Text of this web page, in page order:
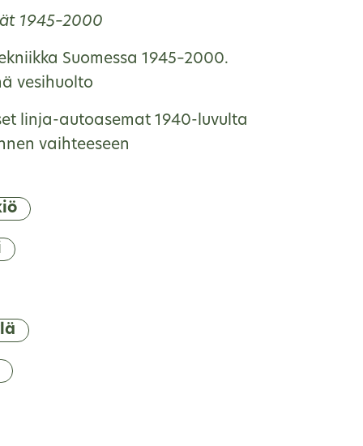
1945–2000
Suomessa 1945–2000.
vesihuolto
linja-autoasemat 1940-luvulta
vaihteeseen